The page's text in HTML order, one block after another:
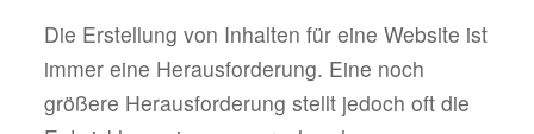
Die Erstellung von Inhalten für eine Website ist
immer eine Herausforderung. Eine noch
größere Herausforderung stellt jedoch oft die